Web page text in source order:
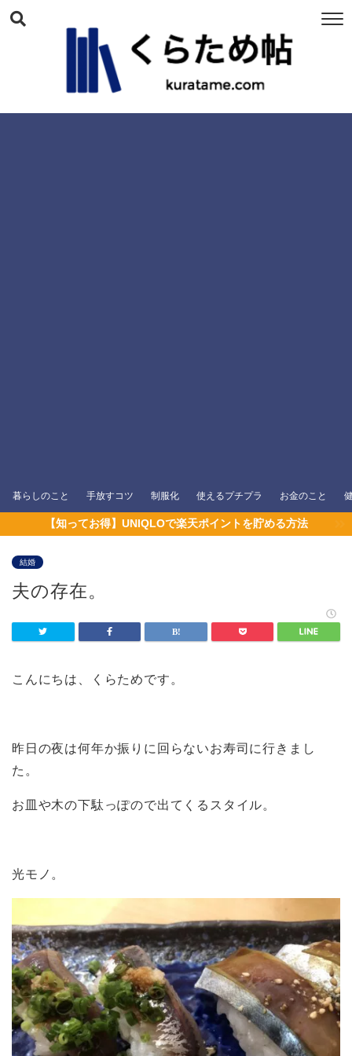
暮らしのこと 手放すコツ 制服化 使えるプチプラ お金のこと
【知ってお得】UNIQLOで楽天ポイントを貯める方法
結婚
夫の存在。
こんにちは、くらためです。
昨日の夜は何年か振りに回らないお寿司に行きまし
た。
お皿や木の下駄っぽので出てくるスタイル。
光モノ。